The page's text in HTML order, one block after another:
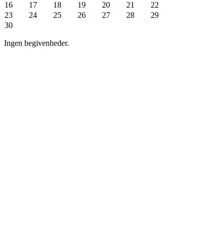
16
17 18 19 20 21
22
23
24 25 26 27 28
29
30
Ingen begivenheder.